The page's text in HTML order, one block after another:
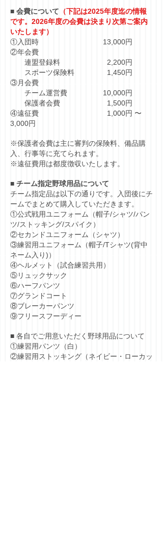
■ 会費について （下記は2025年度迄の情報
です。2026年度の会費は決まり次第ご案内
いたします）
①入団時 13,000円
②年会費
連盟登録料 2,200円
スポーツ保険料 1,450円
③月会費
チーム運営費 10,000円
保護者会費 1,500円
④遠征費 1,000円 〜
3,000円
※保護者会費は主に審判の保険料、備品購
入、行事等に充てられます。
※遠征費用は都度徴収いたします。
■ チーム指定野球用品について
チーム指定品は以下の通りです。入団後にチ
ームでまとめて購入していただきます。
①公式戦用ユニフォーム（帽子/シャツ/パン
ツ/ストッキング/スパイク）
②セカンドユニフォーム（シャツ）
③練習用ユニフォーム（帽子/Tシャツ(背中
ネーム入り)）
④ヘルメット（試合練習共用）
⑤リュックサック
⑥ハーフパンツ
⑦グランドコート
⑧ブレーカーパンツ
⑨フリースフーディー
■ 各自でご用意いただく野球用品について
①練習用パンツ（白）
②練習用ストッキング（ネイビー・ローカッ